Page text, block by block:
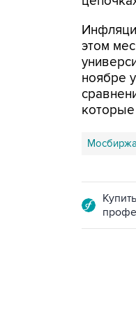
этом
ноябре
Мосбиржа